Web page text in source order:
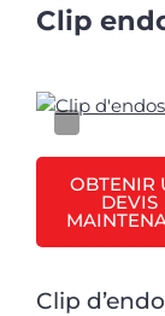
Clip
OBTENIR
DEVIS
Clip